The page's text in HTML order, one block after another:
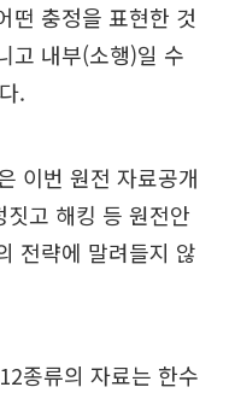
떤 충정을 표현한 것
고 내부(소행)일 수
.
이번 원전 자료공개
짓고 해킹 등 원전안
전략에 말려들지 않
종류의 자료는 한수